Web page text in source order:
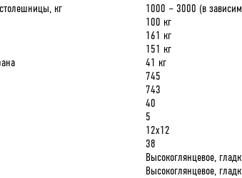
кг
1000 – 3000 (в
100 кг
161 кг
151 кг
41 кг
745
743
40
5
12х12
38
Высокоглянцевое,
Высокоглянцевое,